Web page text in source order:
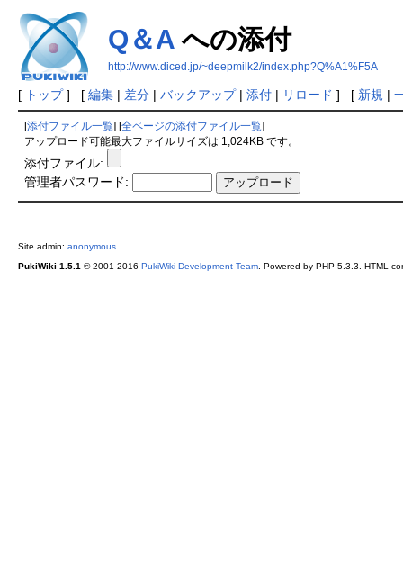
Q＆Aへの添付
http://www.diced.jp/~deepmilk2/index.php?Q%A1%F5A
[ トップ] [ 編集| 差分| バックアップ| 添付| リロード ] [ 新規 |
添付ファイル一覧 全ページの添付ファイル一覧
アップロード可能最大ファイルサイズは 1,024KB です。
添付ファイル:
管理者パスワード:
Site admin: anonymous
PukiWiki 1.5.1 © 2001-2016 PukiWiki Development Team. Powered by PHP 5.3.3. HTML